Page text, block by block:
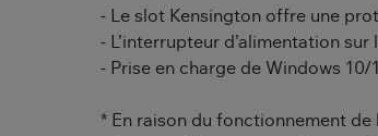
- Le slot Kensington offre une
- L’interrupteur d’alimentation
- Prise en charge de Windows
* En raison du fonctionnement